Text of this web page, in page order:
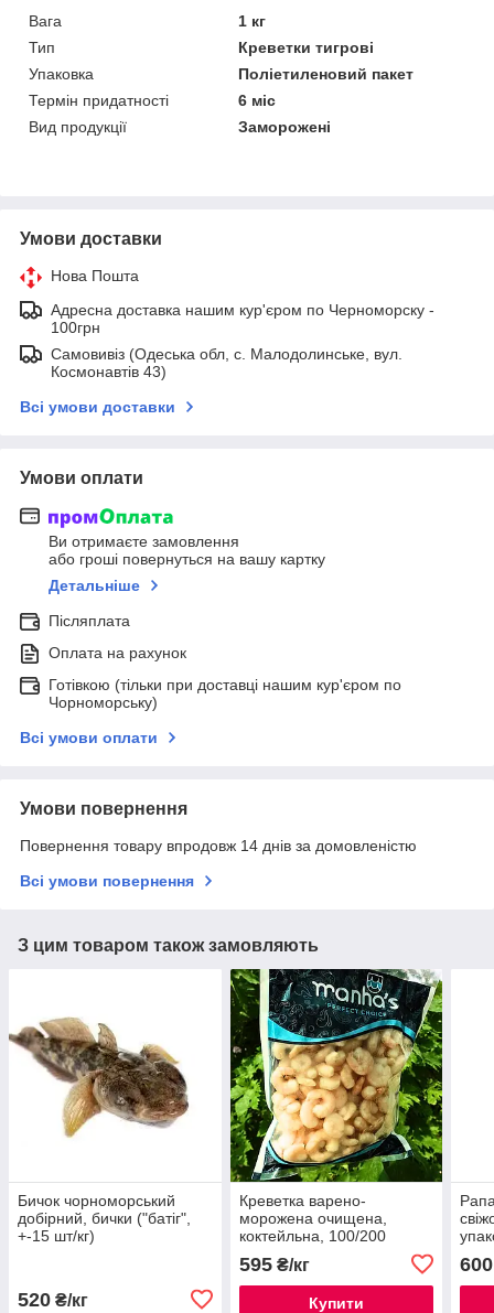
Вага
1 кг
Тип
Креветки тигрові
Упаковка
Поліетиленовий пакет
Термін придатності
6 міс
Вид продукції
Заморожені
Умови доставки
Нова Пошта
Адресна доставка нашим кур'єром по Черноморску -
100грн
Самовивіз (Одеська обл, с. Малодолинське, вул.
Космонавтів 43)
Всі умови доставки
Умови оплати
Ви отримаєте замовлення
або гроші повернуться на вашу картку
Детальніше
Післяплата
Оплата на рахунок
Готівкою (тільки при доставці нашим кур'єром по
Чорноморську)
Всі умови оплати
Умови повернення
Повернення товару впродовж 14 днів за домовленістю
Всі умови повернення
З цим товаром також замовляють
Бичок чорноморський
добірний, бички ("батіг",
+-15 шт/кг)
520 ₴/кг
Креветка варено-
морожена очищена,
коктейльна, 100/200
595₴/кг
Купити
600